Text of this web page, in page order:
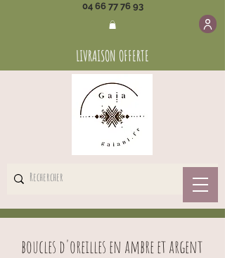
04 66 77 76 93
LIVRAISON OFFERTE
boucles d'oreilles en ambre et argent